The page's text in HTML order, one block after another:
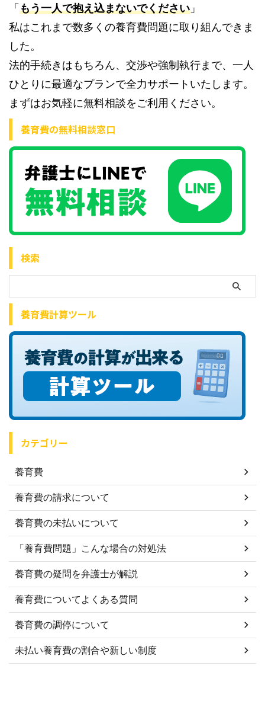
「 もう一人で抱え込まないでください 」
私はこれまで数多くの養育費問題に取り組んできま
した。
法的手続きはもちろん、交渉や強制執行まで、一人
ひとりに最適なプランで全力サポートいたします。
まずはお気軽に無料相談をご利用ください。
養育費の無料相談窓口
検索
養育費計算ツール
カテゴリー
養育費
養育費の請求について
養育費の未払いについて
「養育費問題」こんな場合の対処法
養育費の疑問を弁護士が解説
養育費についてよくある質問
養育費の調停について
未払い養育費の割合や新しい制度